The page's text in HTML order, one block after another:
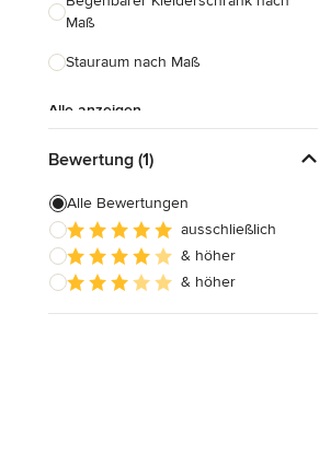
Maß
Stauraum nach Maß
Alle anzeigen
Bewertung (1)
Alle Bewertungen
ausschließlich
& höher
& höher